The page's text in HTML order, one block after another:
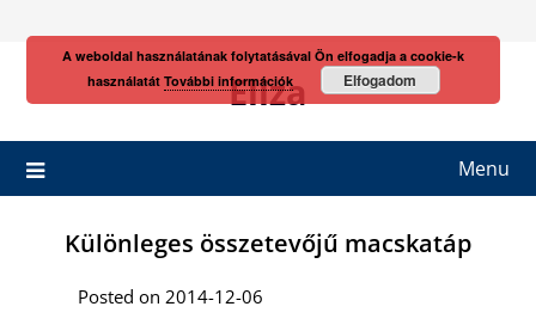
Eliza
Menu
Különleges összetevőjű macskatáp
Posted on 2014-12-06
A weboldal használatának folytatásával Ön elfogadja a cookie-k
használatát További információk Elfogadom